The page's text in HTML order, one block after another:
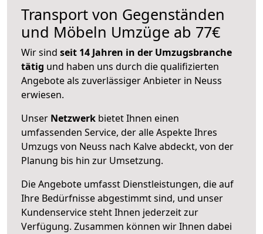
Transport von Gegenständen
und Möbeln Umzüge ab 77€
Wir sind seit 14 Jahren in der Umzugsbranche
tätig und haben uns durch die qualifizierten
Angebote als zuverlässiger Anbieter in Neuss
erwiesen.
Unser Netzwerk bietet Ihnen einen
umfassenden Service, der alle Aspekte Ihres
Umzugs von Neuss nach Kalve abdeckt, von der
Planung bis hin zur Umsetzung.
Die Angebote umfasst Dienstleistungen, die auf
Ihre Bedürfnisse abgestimmt sind, und unser
Kundenservice steht Ihnen jederzeit zur
Verfügung. Zusammen können wir Ihnen dabei